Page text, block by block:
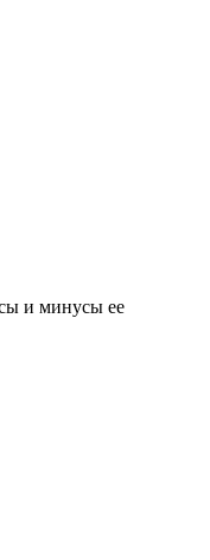
и минусы ее